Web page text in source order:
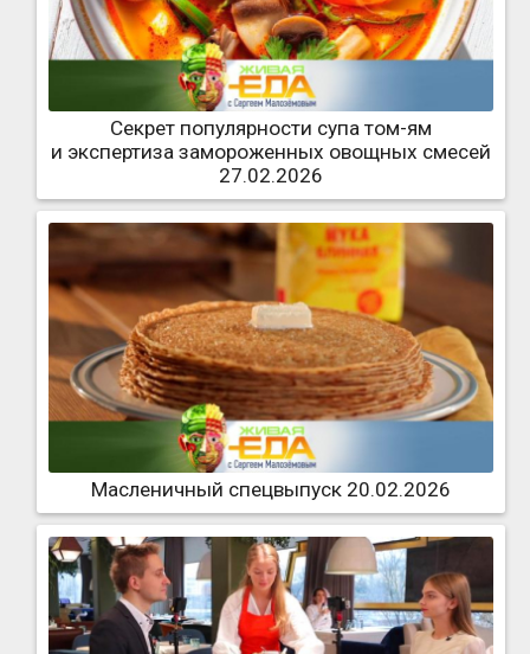
Секрет популярности супа том-ям
и экспертиза замороженных овощных смесей
27.02.2026
Масленичный спецвыпуск 20.02.2026